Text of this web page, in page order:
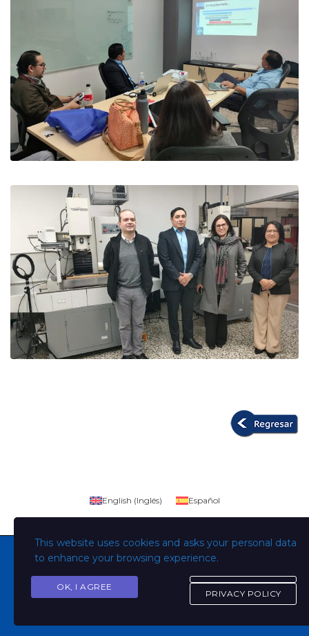
Copyright © Todos los derechos son de la Universidad
This website uses cookies and asks your personal data
to enhance your browsing experience.
OK, I AGREE
PRIVACY POLICY
English (Inglés) Español